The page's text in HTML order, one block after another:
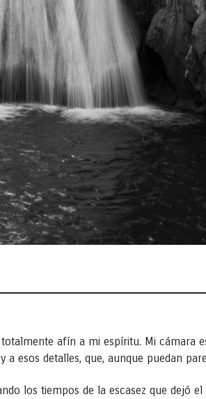
afín a mi espíritu. Mi cámara
a esos detalles, que, aunque puedan
los tiempos de la escasez que dejó